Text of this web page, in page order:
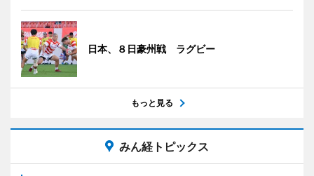
日本、８日豪州戦 ラグビー
もっと見る
みん経トピックス